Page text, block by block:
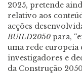
2025, pretende
relativo aos
acções
BUILD2050 para,
uma rede europeia
investigadores e
da Construção